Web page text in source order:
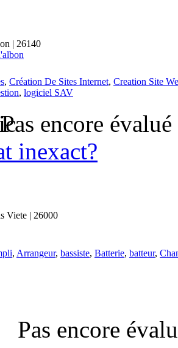
| 26140
, Création De Sites Internet, Creation Site
, logiciel SAV
Pas encore évalué
inexact?
Viete | 26000
, Arrangeur, bassiste, Batterie, batteur,
Pas encore